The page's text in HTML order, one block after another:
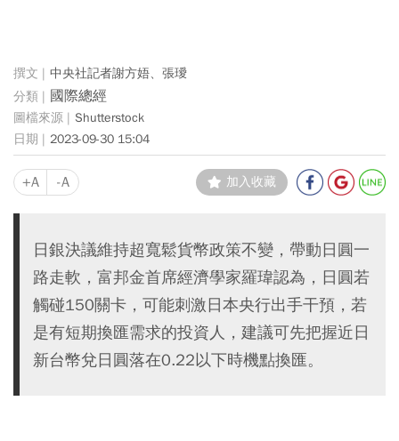
中央社記者謝方娪、張璦
國際總經
Shutterstock
2023-09-30 15:04
+A -A 加入收藏
日銀決議維持超寬鬆貨幣政策不變，帶動日圓一
路走軟，富邦金首席經濟學家羅瑋認為，日圓若
觸碰150關卡，可能刺激日本央行出手干預，若
是有短期換匯需求的投資人，建議可先把握近日
新台幣兌日圓落在0.22以下時機點換匯。